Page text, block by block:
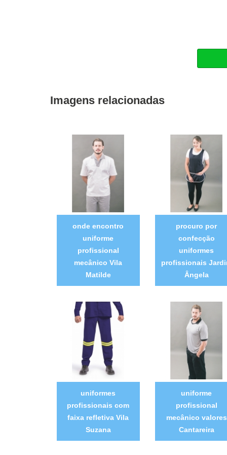
Imagens relacionadas
onde encontro
uniforme
profissional
mecânico Vila
Matilde
procuro por
confecção
uniformes
profissionais
Ângela
uniformes
profissionais com
faixa refletiva Vila
Suzana
uniforme
profissional
mecânico valores
Cantareira